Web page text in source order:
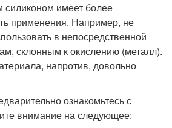
силиконом имеет более
применения. Например, не
в непосредственной
склонным к окислению (металл).
напротив, довольно
ознакомьтесь с
внимание на следующее: